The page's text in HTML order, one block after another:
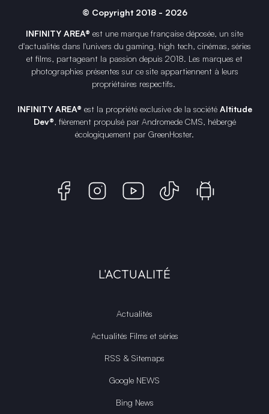
© Copyright 2018 - 2026
INFINITY AREA® est une marque française déposée, un site
d'actualités dans l'univers du gaming, high tech, cinémas, séries
et films, partageant la passion depuis 2018. Les marques et
photographies présentes sur ce site appartiennent à leurs
propriétaires respectifs.
INFINITY AREA® est la propriété exclusive de la société Altitude
Dev®, fièrement propulsé par Andromede CMS, hébergé
écologiquement par GreenHoster.
L'ACTUALITÉ
Actualités
Actualités Films et séries
RSS & Sitemaps
Google NEWS
Bing News